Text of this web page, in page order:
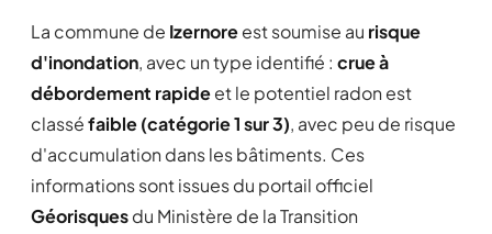
La commune de Izernoreest soumise au risque
d'inondation, avec un type identifié : crue à
débordement rapideet le potentiel radon est
classéfaible (catégorie 1 sur 3), avec peu de risque
d'accumulation dans les bâtiments. Ces
informations sont issues du portail officiel
Géorisquesdu Ministère de la Transition